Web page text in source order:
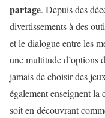
partage. Depuis des
divertissements à des
et le dialogue entre les
une multitude d’options
jamais de choisir des
également enseignent
soit en découvrant